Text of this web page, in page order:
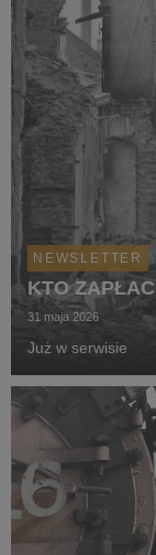
NEWSLETTER
KTO
31 maja 2026
Już w serwisie